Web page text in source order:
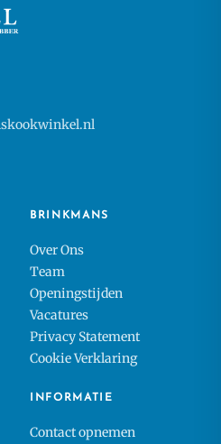
BRINKMANS
Over Ons
Team
Openingstijden
Vacatures
Privacy Statement
Cookie Verklaring
INFORMATIE
Contact opnemen